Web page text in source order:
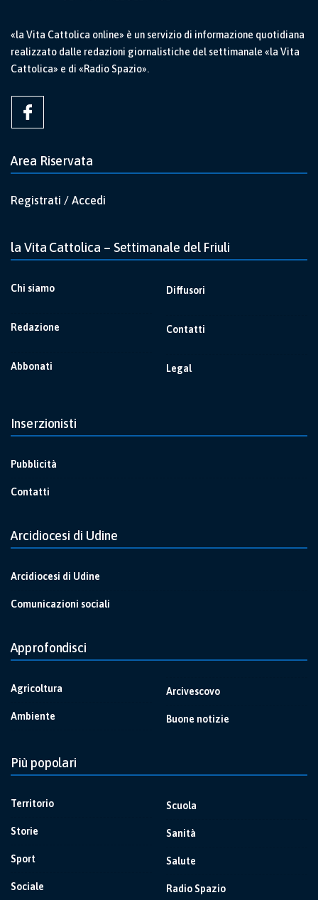
«la Vita Cattolica online» è un servizio di informazione quotidiana
realizzato dalle redazioni giornalistiche del settimanale «la Vita
Cattolica» e di «Radio Spazio».
Area Riservata
Registrati / Accedi
la Vita Cattolica – Settimanale del Friuli
Chi siamo
Redazione
Abbonati
Diffusori
Contatti
Legal
Inserzionisti
Pubblicità
Contatti
Arcidiocesi di Udine
Arcidiocesi di Udine
Comunicazioni sociali
Approfondisci
Agricoltura
Ambiente
Arcivescovo
Buone notizie
Più popolari
Territorio
Storie
Sport
Sociale
Scuola
Sanità
Salute
Radio Spazio